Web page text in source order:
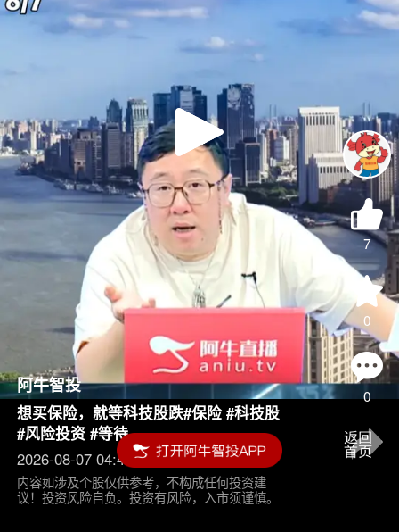
Play
Video
7
0
0
阿牛智投
想买保险，就等科技股跌#保险 #科技股
#风险投资 #等待
2026-08-07 04:45
内容如涉及个股仅供参考，不构成任何投资建
议！投资风险自负。投资有风险，入市须谨慎。